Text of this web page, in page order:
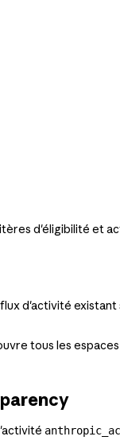
d'éligibilité et
d'activité existant
tous les